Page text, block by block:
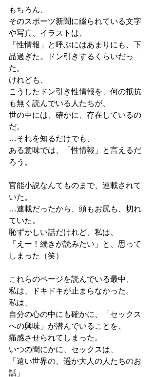
もちろん、
そのスポーツ新聞に綴られている文字
や写真、イラストは、
「性情報」と呼ぶにはあまりにも、下
品過ぎた。ドン引きするくらいだっ
た。
けれども、
こうしたドン引き性情報を、何の抵抗
も無く読んでいる人たちが、
世の中には、確かに、存在しているの
だ。
…それを知るだけでも、
ある意味では、「性情報」と言えるだ
ろう。
官能小説なんてものまで、連載されて
いた。
…連載だったから、頭もお尻も、切れ
ていた。
恥ずかしい話だけれど、私は、
「えー！続きが読みたい」と、思って
しまった（笑）
これらのページを読んでいる最中、
私は、ドキドキが止まらなかった。
私は、
自分の心の中にも確かに、「セックス
への興味」が潜んでいることを、
痛感させられてしまった。
いつの間にかに、セックスは、
「遠い世界の、遥か大人の人たちのお
話」